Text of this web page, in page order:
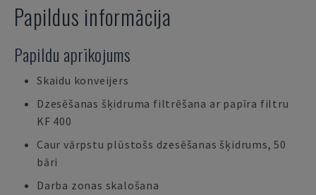
Papildus informācija
Papildu aprīkojums
Skaidu konveijers
Dzesēšanas šķidruma filtrēšana ar papīra filtru
KF 400
Caur vārpstu plūstošs dzesēšanas šķidrums, 50
bāri
Darba zonas skalošana